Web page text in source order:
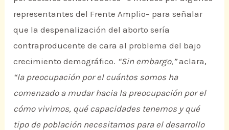
representantes del Frente Amplio– para señalar
que la despenalización del aborto sería
contraproducente de cara al problema del bajo
crecimiento demográfico. “Sin embargo,”aclara,
“la preocupación por el cuántos somos ha
comenzado a mudar hacia la preocupación por el
cómo vivimos, qué capacidades tenemos y qué
tipo de población necesitamos para el desarrollo